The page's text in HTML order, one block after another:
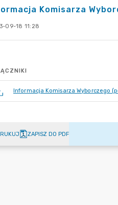
Komisarza
09-18 11:28
Informacja Komisarza Wyborczego
ZAPISZ DO PDF